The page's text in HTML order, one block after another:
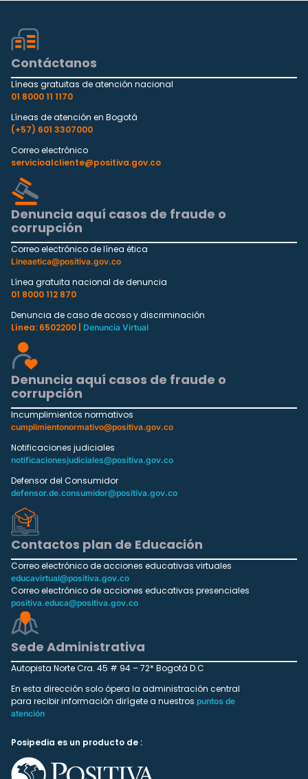
Contáctanos
Líneas gratuitas de atención nacional
01 8000 11 1170
Líneas de atención en Bogotá
(+57) 601 3307000
Correo electrónico
servicioalcliente@positiva.gov.co
Denuncia aquí casos de fraude o
corrupción
Correo electrónico de línea ética
Lineaetica@positiva.gov.co
Línea gratuita nacional de denuncia
01 8000 112 870
Denuncia de caso de acoso y discriminación
Línea: 6502200 |
Denuncia Virtual
Denuncia aquí casos de fraude o
corrupción
Incumplimientos normativos
cumplimientonormativo@positiva.gov.co
Notificaciones judiciales
notificacionesjudiciales@positiva.gov.co
Defensor del Consumidor
defensor.de.consumidor@positiva.gov.co
Contactos plan de Educación
Correo electrónico de acciones educativas virtuales
educavirtual@positiva.gov.co
Correo electrónico de acciones educativas presenciales
positiva.educa@positiva.gov.co
Sede Administrativa
Autopista Norte Cra. 45 # 94 – 72* Bogotá D.C
En esta dirección solo ópera la administración central
para recibir información dirígete a nuestros puntos de
atención
Posipedia es un producto de :